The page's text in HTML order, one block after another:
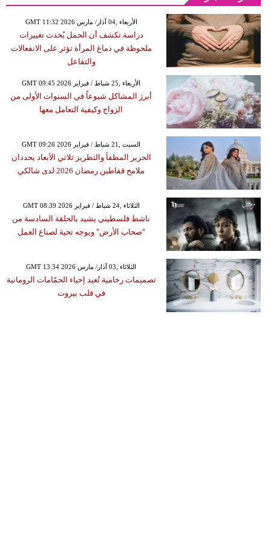
GMT 11:32 2026 الأربعاء ,04 آذار/ مارس
دراسة تكشف أن الحمل يُحدث تغييرات
ملحوظة في دماغ المرأة تؤثر على الانفعالات
والتفاعل
GMT 09:45 2026 الأربعاء ,25 شباط / فبراير
أبرز المشاكل شيوعاً في السنوات الأولى من
الزواج وكيفية التعامل معها
GMT 09:26 2026 السبت ,21 شباط / فبراير
الحرير المطفأ والتطريز ثلاثي الأبعاد يحددان
ملامح قفاطين رمضان 2026 لدى شالكي
GMT 08:39 2026 الثلاثاء ,24 شباط / فبراير
ناشط فلسطيني يشيد بالحلقة السادسة من
"صحاب الأرض" ويوجه تحية لصناع العمل
GMT 13:34 2026 الثلاثاء ,03 آذار/ مارس
تصميمات رخامية تُعيد إحياء الحمّامات الرومانية
في قلب بيروت